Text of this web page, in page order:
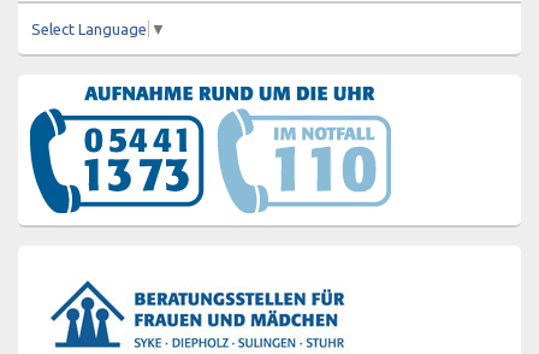
Select Language ▼